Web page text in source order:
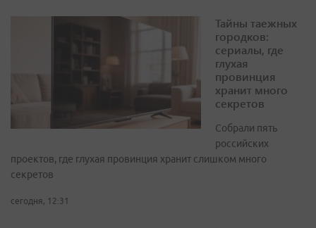
Тайны таежных
городков:
сериалы, где
глухая
провинция
хранит много
секретов
Собрали пять
российских
проектов, где глухая провинция хранит слишком много
секретов
сегодня, 12:31